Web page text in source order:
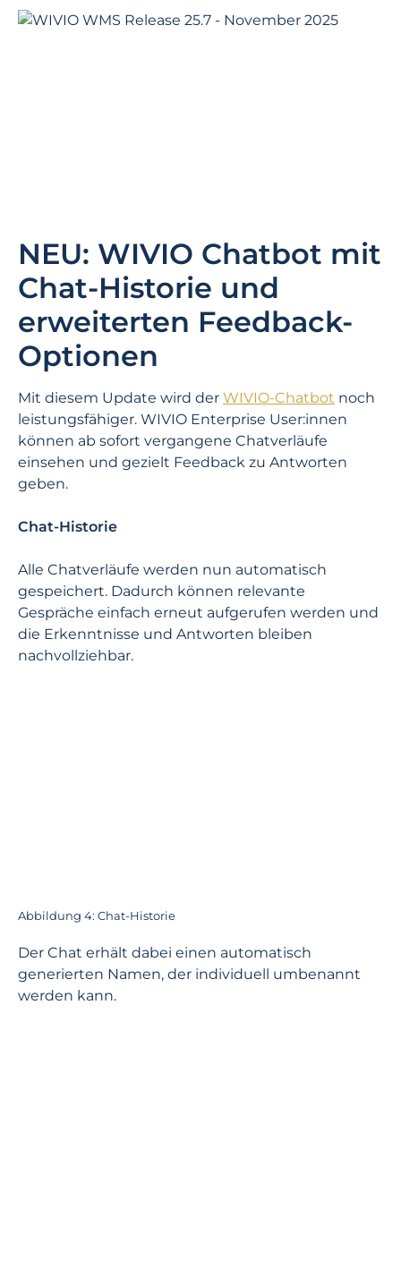
NEU: WIVIO Chatbot mit
Chat-Historie und
erweiterten Feedback-
Optionen
Mit diesem Update wird der WIVIO-Chatbot noch
leistungsfähiger. WIVIO Enterprise User:innen
können ab sofort vergangene Chatverläufe
einsehen und gezielt Feedback zu Antworten
geben.
Chat-Historie
Alle Chatverläufe werden nun automatisch
gespeichert. Dadurch können relevante
Gespräche einfach erneut aufgerufen werden und
die Erkenntnisse und Antworten bleiben
nachvollziehbar.
Abbildung 4: Chat-Historie
Der Chat erhält dabei einen automatisch
generierten Namen, der individuell umbenannt
werden kann.